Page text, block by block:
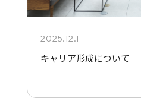
2025.12.1
キャリア形成について